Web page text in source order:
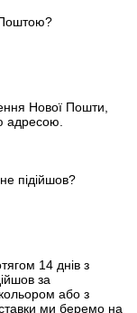
Поштою?
Нової Пошти,
адресою.
підійшов?
14 днів з
за
або з
ми беремо на